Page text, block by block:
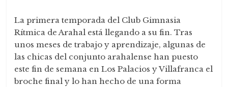
La primera temporada del Club Gimnasia
Rítmica de Arahal está llegando a su fin. Tras
unos meses de trabajo y aprendizaje, algunas de
las chicas del conjunto arahalense han puesto
este fin de semana en Los Palacios y Villafranca el
broche final y lo han hecho de una forma